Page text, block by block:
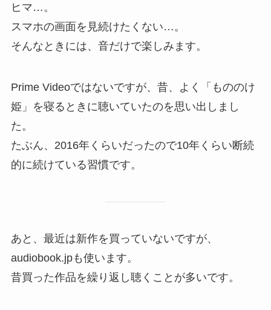
ヒマ…。
スマホの画面を見続けたくない…。
そんなときには、音だけで楽しみます。
Prime Videoではないですが、昔、よく「もののけ
姫」を寝るときに聴いていたのを思い出しまし
た。
たぶん、2016年くらいだったので10年くらい断続
的に続けている習慣です。
あと、最近は新作を買っていないですが、
audiobook.jpも使います。
昔買った作品を繰り返し聴くことが多いです。